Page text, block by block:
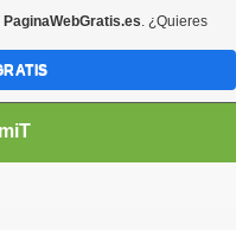
PaginaWebGratis.es. ¿Quieres